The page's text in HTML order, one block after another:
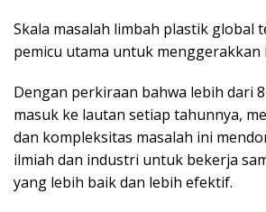
Skala masalah limbah plastik global
pemicu utama untuk menggerakkan
Dengan perkiraan bahwa lebih dari
masuk ke lautan setiap tahunnya,
dan kompleksitas masalah ini
ilmiah dan industri untuk bekerja
yang lebih baik dan lebih efektif.